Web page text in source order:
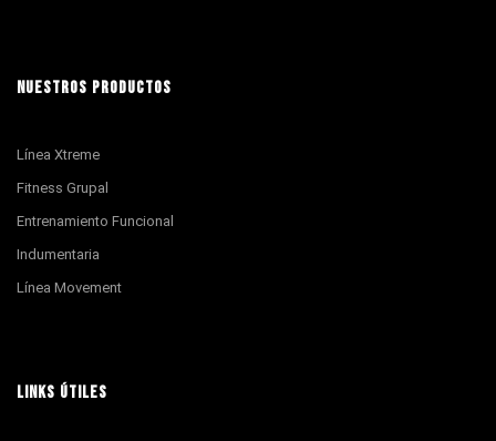
NUESTROS PRODUCTOS
Línea Xtreme
Fitness Grupal
Entrenamiento Funcional
Indumentaria
Línea Movement
LINKS ÚTILES